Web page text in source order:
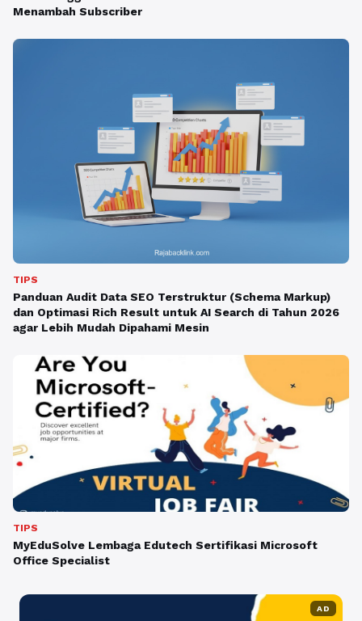
Menambah Subscriber
TIPS
Panduan Audit Data SEO Terstruktur (Schema Markup)
dan Optimasi Rich Result untuk AI Search di Tahun 2026
agar Lebih Mudah Dipahami Mesin
TIPS
MyEduSolve Lembaga Edutech Sertifikasi Microsoft
Office Specialist
AD